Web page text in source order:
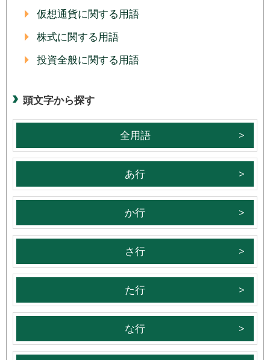
仮想通貨に関する用語
株式に関する用語
投資全般に関する用語
頭文字から探す
全用語
あ行
か行
さ行
た行
な行